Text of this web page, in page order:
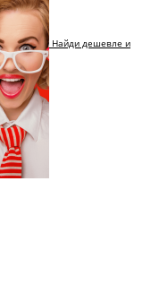
Найди дешевле и